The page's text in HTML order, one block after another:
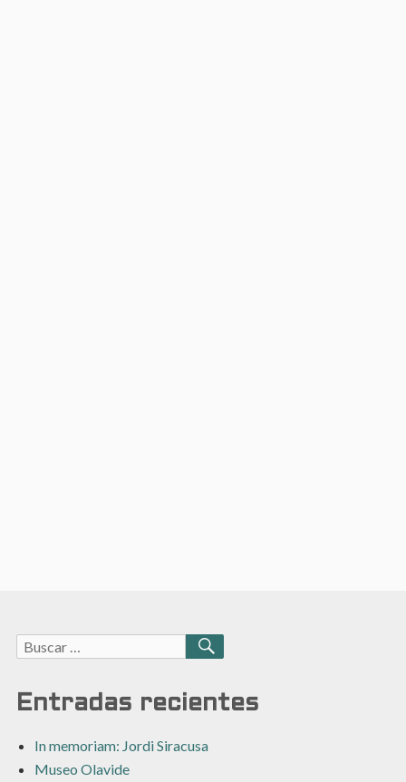
Buscar:
BUSCAR
Entradas recientes
In memoriam: Jordi Siracusa
Museo Olavide